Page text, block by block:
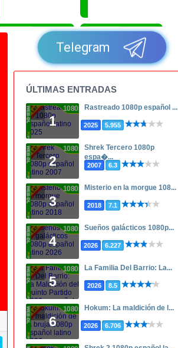
1080p 1080p
Telegram
ÚLTIMAS ENTRADAS
1
1080p Rastreado 1080p español ...
2025 5.955
2
1080p
Shrek Tercero 1080p
espa�...
2007 6.3
3
1080p Misterio en la morgue 108...
2018 7.1
4
1080p Sueños galácticos 1080p...
2026 6.227
5
1080p La Familia Del Barrio: La...
2026 8.5
6
1080p Hokum: La maldición de l...
2026 6.706